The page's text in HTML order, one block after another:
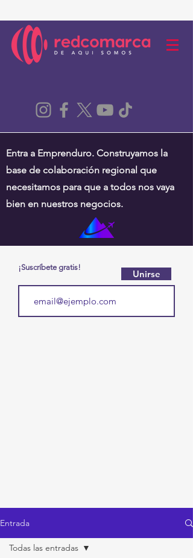
Entra a Emprenduro. Construyamos la
base de colaboración regional que
necesitamos para que a todos nos vaya
bien en nuestros negocios.
¡Suscríbete gratis!
Unirse
Entrada
Todas las entradas